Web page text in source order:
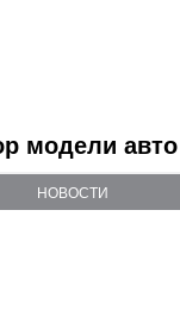
модели авто
НОВОСТИ